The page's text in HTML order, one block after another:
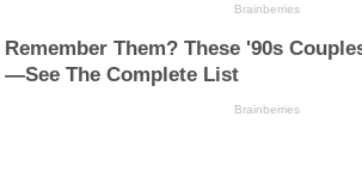
Brainberries
Remember Them? These '90s
—See The Complete List
Brainberries